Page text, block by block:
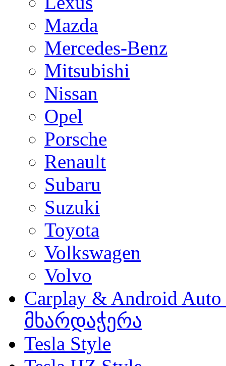
Mazda
Mercedes-Benz
Mitsubishi
Nissan
Opel
Porsche
Renault
Subaru
Suzuki
Toyota
Volkswagen
Volvo
Carplay & Android
მხარდაჭერა
Tesla Style